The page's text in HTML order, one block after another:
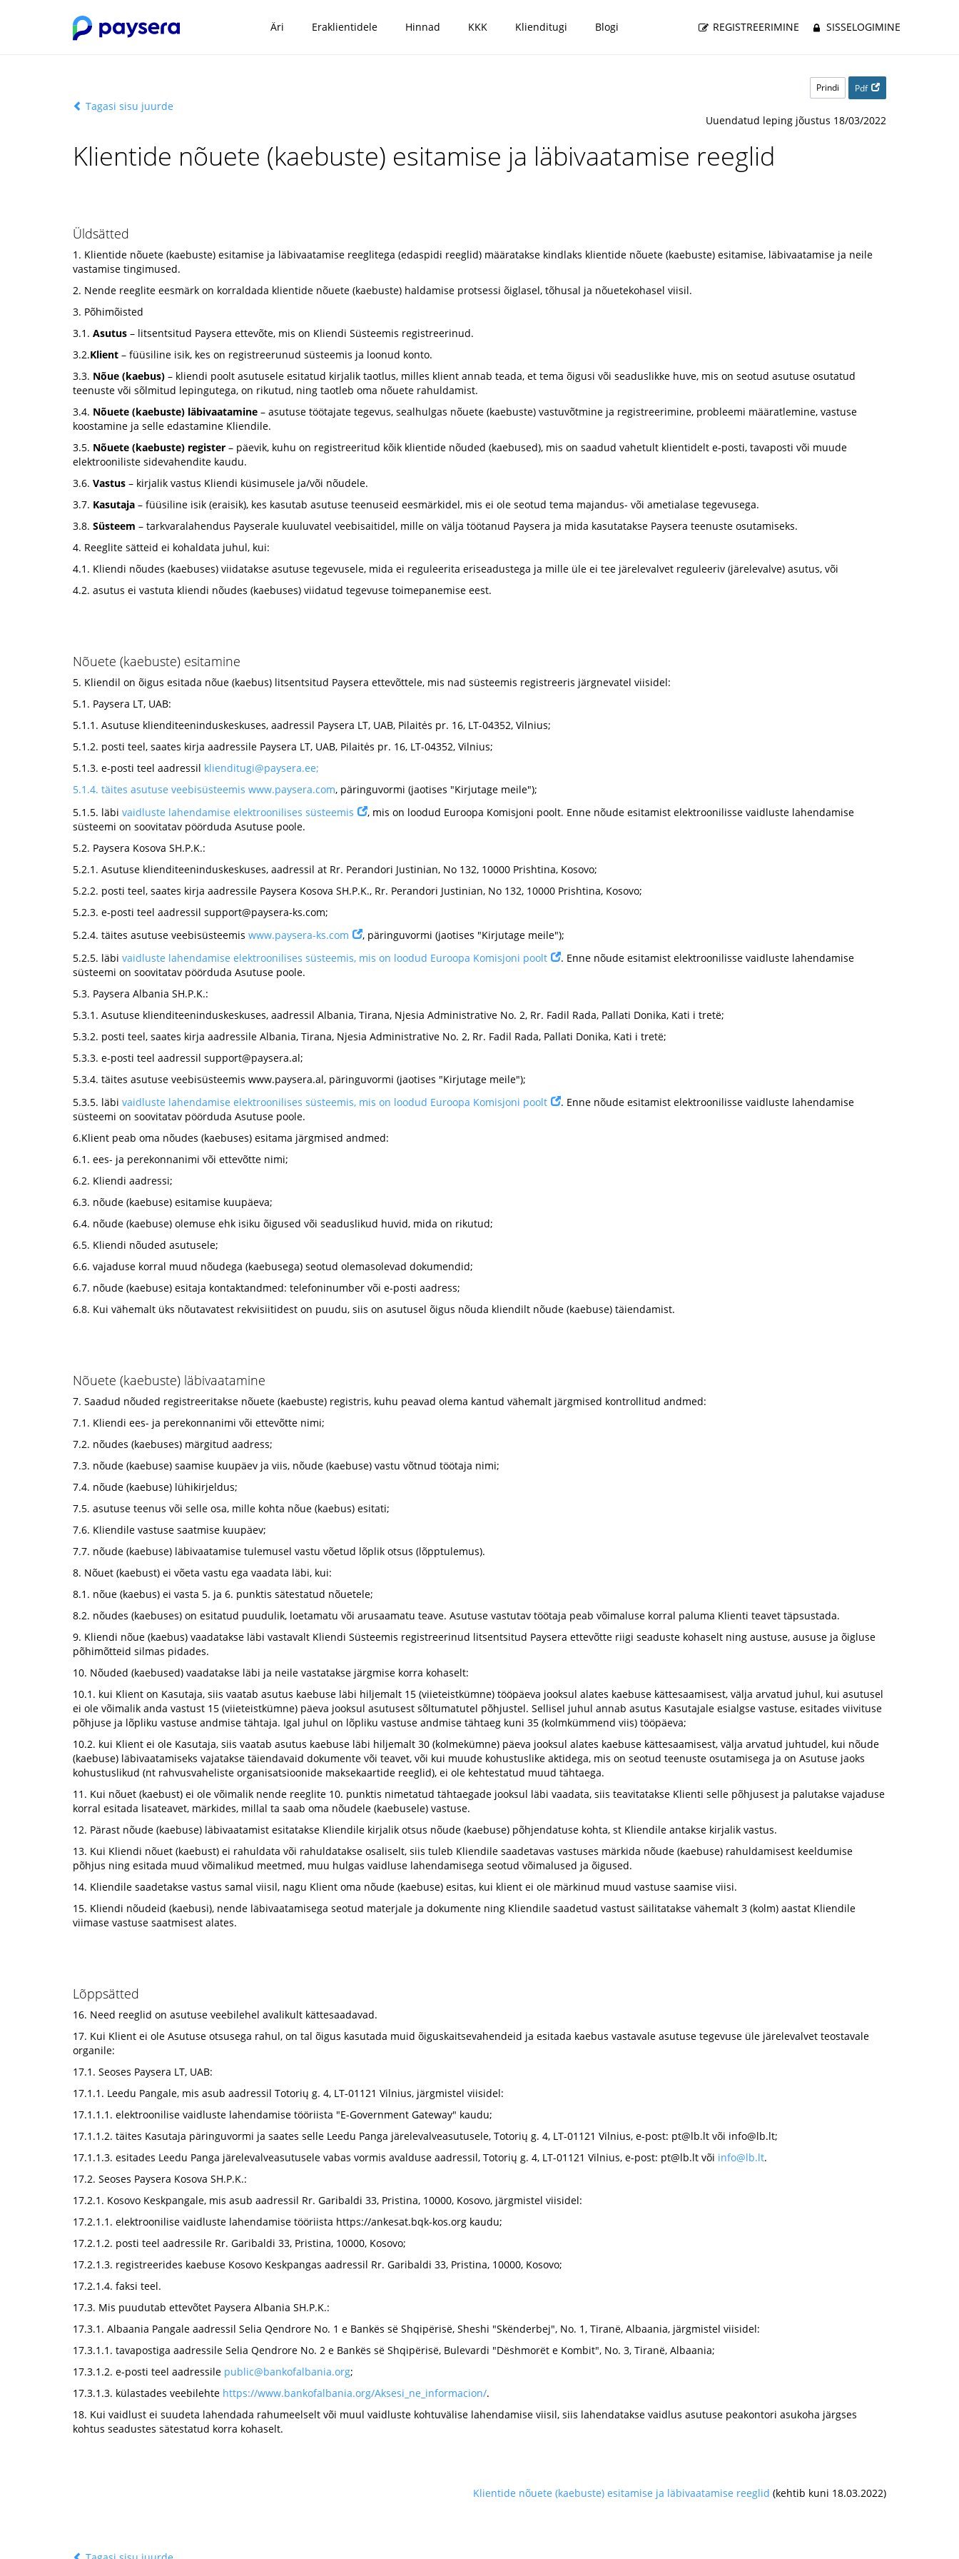
Äri Eraklientidele Hinnad KKK Klienditugi Blogi REGISTREERIMINE SISSELOGIMINE
Prindi Pdf
Tagasi sisu juurde
Uuendatud leping jõustus 18/03/2022
Klientide nõuete (kaebuste) esitamise ja läbivaatamise reeglid
Üldsätted
1. Klientide nõuete (kaebuste) esitamise ja läbivaatamise reeglitega (edaspidi reeglid) määratakse kindlaks klientide nõuete (kaebuste) esitamise, läbivaatamise ja neile
vastamise tingimused.
2. Nende reeglite eesmärk on korraldada klientide nõuete (kaebuste) haldamise protsessi õiglasel, tõhusal ja nõuetekohasel viisil.
3. Põhimõisted
3.1. Asutus – litsentsitud Paysera ettevõte, mis on Kliendi Süsteemis registreerinud.
3.2.Klient – füüsiline isik, kes on registreerunud süsteemis ja loonud konto.
3.3. Nõue (kaebus) – kliendi poolt asutusele esitatud kirjalik taotlus, milles klient annab teada, et tema õigusi või seaduslikke huve, mis on seotud asutuse osutatud
teenuste või sõlmitud lepingutega, on rikutud, ning taotleb oma nõuete rahuldamist.
3.4. Nõuete (kaebuste) läbivaatamine – asutuse töötajate tegevus, sealhulgas nõuete (kaebuste) vastuvõtmine ja registreerimine, probleemi määratlemine, vastuse
koostamine ja selle edastamine Kliendile.
3.5. Nõuete (kaebuste) register – päevik, kuhu on registreeritud kõik klientide nõuded (kaebused), mis on saadud vahetult klientidelt e-posti, tavaposti või muude
elektrooniliste sidevahendite kaudu.
3.6. Vastus – kirjalik vastus Kliendi küsimusele ja/või nõudele.
3.7. Kasutaja – füüsiline isik (eraisik), kes kasutab asutuse teenuseid eesmärkidel, mis ei ole seotud tema majandus- või ametialase tegevusega.
3.8. Süsteem – tarkvaralahendus Payserale kuuluvatel veebisaitidel, mille on välja töötanud Paysera ja mida kasutatakse Paysera teenuste osutamiseks.
4. Reeglite sätteid ei kohaldata juhul, kui:
4.1. Kliendi nõudes (kaebuses) viidatakse asutuse tegevusele, mida ei reguleerita eriseadustega ja mille üle ei tee järelevalvet reguleeriv (järelevalve) asutus, või
4.2. asutus ei vastuta kliendi nõudes (kaebuses) viidatud tegevuse toimepanemise eest.
Nõuete (kaebuste) esitamine
5. Kliendil on õigus esitada nõue (kaebus) litsentsitud Paysera ettevõttele, mis nad süsteemis registreeris järgnevatel viisidel:
5.1. Paysera LT, UAB:
5.1.1. Asutuse klienditeeninduskeskuses, aadressil Paysera LT, UAB, Pilaitės pr. 16, LT-04352, Vilnius;
5.1.2. posti teel, saates kirja aadressile Paysera LT, UAB, Pilaitės pr. 16, LT-04352, Vilnius;
5.1.3. e-posti teel aadressil klienditugi@paysera.ee;
5.1.4. täites asutuse veebisüsteemis www.paysera.com, päringuvormi (jaotises "Kirjutage meile");
5.1.5. läbi vaidluste lahendamise elektroonilises süsteemis
, mis on loodud Euroopa Komisjoni poolt. Enne nõude esitamist elektroonilisse vaidluste lahendamise
süsteemi on soovitatav pöörduda Asutuse poole.
5.2. Paysera Kosova SH.P.K.:
5.2.1. Asutuse klienditeeninduskeskuses, aadressil at Rr. Perandori Justinian, No 132, 10000 Prishtina, Kosovo;
5.2.2. posti teel, saates kirja aadressile Paysera Kosova SH.P.K., Rr. Perandori Justinian, No 132, 10000 Prishtina, Kosovo;
5.2.3. e-posti teel aadressil support@paysera-ks.com;
5.2.4. täites asutuse veebisüsteemis www.paysera-ks.com
, päringuvormi (jaotises "Kirjutage meile");
5.2.5. läbi vaidluste lahendamise elektroonilises süsteemis, mis on loodud Euroopa Komisjoni poolt
. Enne nõude esitamist elektroonilisse vaidluste lahendamise
süsteemi on soovitatav pöörduda Asutuse poole.
5.3. Paysera Albania SH.P.K.:
5.3.1. Asutuse klienditeeninduskeskuses, aadressil Albania, Tirana, Njesia Administrative No. 2, Rr. Fadil Rada, Pallati Donika, Kati i tretë;
5.3.2. posti teel, saates kirja aadressile Albania, Tirana, Njesia Administrative No. 2, Rr. Fadil Rada, Pallati Donika, Kati i tretë;
5.3.3. e-posti teel aadressil support@paysera.al;
5.3.4. täites asutuse veebisüsteemis www.paysera.al, päringuvormi (jaotises "Kirjutage meile");
5.3.5. läbi vaidluste lahendamise elektroonilises süsteemis, mis on loodud Euroopa Komisjoni poolt
. Enne nõude esitamist elektroonilisse vaidluste lahendamise
süsteemi on soovitatav pöörduda Asutuse poole.
6.Klient peab oma nõudes (kaebuses) esitama järgmised andmed:
6.1. ees- ja perekonnanimi või ettevõtte nimi;
6.2. Kliendi aadressi;
6.3. nõude (kaebuse) esitamise kuupäeva;
6.4. nõude (kaebuse) olemuse ehk isiku õigused või seaduslikud huvid, mida on rikutud;
6.5. Kliendi nõuded asutusele;
6.6. vajaduse korral muud nõudega (kaebusega) seotud olemasolevad dokumendid;
6.7. nõude (kaebuse) esitaja kontaktandmed: telefoninumber või e-posti aadress;
6.8. Kui vähemalt üks nõutavatest rekvisiitidest on puudu, siis on asutusel õigus nõuda kliendilt nõude (kaebuse) täiendamist.
Nõuete (kaebuste) läbivaatamine
7. Saadud nõuded registreeritakse nõuete (kaebuste) registris, kuhu peavad olema kantud vähemalt järgmised kontrollitud andmed:
7.1. Kliendi ees- ja perekonnanimi või ettevõtte nimi;
7.2. nõudes (kaebuses) märgitud aadress;
7.3. nõude (kaebuse) saamise kuupäev ja viis, nõude (kaebuse) vastu võtnud töötaja nimi;
7.4. nõude (kaebuse) lühikirjeldus;
7.5. asutuse teenus või selle osa, mille kohta nõue (kaebus) esitati;
7.6. Kliendile vastuse saatmise kuupäev;
7.7. nõude (kaebuse) läbivaatamise tulemusel vastu võetud lõplik otsus (lõpptulemus).
8. Nõuet (kaebust) ei võeta vastu ega vaadata läbi, kui:
8.1. nõue (kaebus) ei vasta 5. ja 6. punktis sätestatud nõuetele;
8.2. nõudes (kaebuses) on esitatud puudulik, loetamatu või arusaamatu teave. Asutuse vastutav töötaja peab võimaluse korral paluma Klienti teavet täpsustada.
9. Kliendi nõue (kaebus) vaadatakse läbi vastavalt Kliendi Süsteemis registreerinud litsentsitud Paysera ettevõtte riigi seaduste kohaselt ning austuse, aususe ja õigluse
põhimõtteid silmas pidades.
10. Nõuded (kaebused) vaadatakse läbi ja neile vastatakse järgmise korra kohaselt:
10.1. kui Klient on Kasutaja, siis vaatab asutus kaebuse läbi hiljemalt 15 (viieteistkümne) tööpäeva jooksul alates kaebuse kättesaamisest, välja arvatud juhul, kui asutusel
ei ole võimalik anda vastust 15 (viieteistkümne) päeva jooksul asutusest sõltumatutel põhjustel. Sellisel juhul annab asutus Kasutajale esialgse vastuse, esitades viivituse
põhjuse ja lõpliku vastuse andmise tähtaja. Igal juhul on lõpliku vastuse andmise tähtaeg kuni 35 (kolmkümmend viis) tööpäeva;
10.2. kui Klient ei ole Kasutaja, siis vaatab asutus kaebuse läbi hiljemalt 30 (kolmekümne) päeva jooksul alates kaebuse kättesaamisest, välja arvatud juhtudel, kui nõude
(kaebuse) läbivaatamiseks vajatakse täiendavaid dokumente või teavet, või kui muude kohustuslike aktidega, mis on seotud teenuste osutamisega ja on Asutuse jaoks
kohustuslikud (nt rahvusvaheliste organisatsioonide maksekaartide reeglid), ei ole kehtestatud muud tähtaega.
11. Kui nõuet (kaebust) ei ole võimalik nende reeglite 10. punktis nimetatud tähtaegade jooksul läbi vaadata, siis teavitatakse Klienti selle põhjusest ja palutakse vajaduse
korral esitada lisateavet, märkides, millal ta saab oma nõudele (kaebusele) vastuse.
12. Pärast nõude (kaebuse) läbivaatamist esitatakse Kliendile kirjalik otsus nõude (kaebuse) põhjendatuse kohta, st Kliendile antakse kirjalik vastus.
13. Kui Kliendi nõuet (kaebust) ei rahuldata või rahuldatakse osaliselt, siis tuleb Kliendile saadetavas vastuses märkida nõude (kaebuse) rahuldamisest keeldumise
põhjus ning esitada muud võimalikud meetmed, muu hulgas vaidluse lahendamisega seotud võimalused ja õigused.
14. Kliendile saadetakse vastus samal viisil, nagu Klient oma nõude (kaebuse) esitas, kui klient ei ole märkinud muud vastuse saamise viisi.
15. Kliendi nõudeid (kaebusi), nende läbivaatamisega seotud materjale ja dokumente ning Kliendile saadetud vastust säilitatakse vähemalt 3 (kolm) aastat Kliendile
viimase vastuse saatmisest alates.
Lõppsätted
16. Need reeglid on asutuse veebilehel avalikult kättesaadavad.
17. Kui Klient ei ole Asutuse otsusega rahul, on tal õigus kasutada muid õiguskaitsevahendeid ja esitada kaebus vastavale asutuse tegevuse üle järelevalvet teostavale
organile:
17.1. Seoses Paysera LT, UAB:
17.1.1. Leedu Pangale, mis asub aadressil Totorių g. 4, LT-01121 Vilnius, järgmistel viisidel:
17.1.1.1. elektroonilise vaidluste lahendamise tööriista "E-Government Gateway" kaudu;
17.1.1.2. täites Kasutaja päringuvormi ja saates selle Leedu Panga järelevalveasutusele, Totorių g. 4, LT-01121 Vilnius, e-post: pt@lb.lt või info@lb.lt;
17.1.1.3. esitades Leedu Panga järelevalveasutusele vabas vormis avalduse aadressil, Totorių g. 4, LT-01121 Vilnius, e-post: pt@lb.lt või info@lb.lt.
17.2. Seoses Paysera Kosova SH.P.K.:
17.2.1. Kosovo Keskpangale, mis asub aadressil Rr. Garibaldi 33, Pristina, 10000, Kosovo, järgmistel viisidel:
17.2.1.1. elektroonilise vaidluste lahendamise tööriista https://ankesat.bqk-kos.org kaudu;
17.2.1.2. posti teel aadressile Rr. Garibaldi 33, Pristina, 10000, Kosovo;
17.2.1.3. registreerides kaebuse Kosovo Keskpangas aadressil Rr. Garibaldi 33, Pristina, 10000, Kosovo;
17.2.1.4. faksi teel.
17.3. Mis puudutab ettevõtet Paysera Albania SH.P.K.:
17.3.1. Albaania Pangale aadressil Selia Qendrore No. 1 e Bankës së Shqipërisë, Sheshi "Skënderbej", No. 1, Tiranë, Albaania, järgmistel viisidel:
17.3.1.1. tavapostiga aadressile Selia Qendrore No. 2 e Bankës së Shqipërisë, Bulevardi "Dëshmorët e Kombit", No. 3, Tiranë, Albaania;
17.3.1.2. e-posti teel aadressile public@bankofalbania.org;
17.3.1.3. külastades veebilehte https://www.bankofalbania.org/Aksesi_ne_informacion/.
18. Kui vaidlust ei suudeta lahendada rahumeelselt või muul vaidluste kohtuvälise lahendamise viisil, siis lahendatakse vaidlus asutuse peakontori asukoha järgses
kohtus seadustes sätestatud korra kohaselt.
Klientide nõuete (kaebuste) esitamise ja läbivaatamise reeglid (kehtib kuni 18.03.2022)